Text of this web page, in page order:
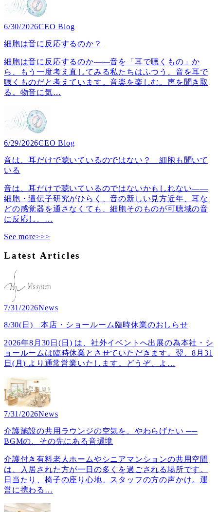
6/30/2026CEO Blog
細胞は音に反応するのか？
細胞は音に反応するのか――音を「耳で聴くもの」か
ら、もう一度考え直してみる私たちはふつう、音を耳で
聴くものだと考えています。音楽を楽しむ。声を聞き取
る。物音に気…
6/29/2026CEO Blog
音は、耳だけで聴いているのではない？ 細胞も聞いて
いる
音は、耳だけで聴いているのではないかもしれない――
細胞・遺伝子研究がひらく、音の新しい見方近年、耳な
どの感覚器を通さなくても、細胞そのものが可聴域の音
に反応し、 …
See more>>>
Latest Articles
7/31/2026News
8/30(日) 本店・ショールーム臨時休業のおしらせ
2026年8月30日(日) は、社外イベントへ出展の為本社・シ
ョールームは臨時休業とさせていただきます。翌、8月31
日(月) より通常営業いたします。どうぞ、よ …
7/31/2026News
介護施設の共用ラウンジの空気を、やわらげたい ──
BGMの、その先にある音環境
介護付き有料老人ホームやシニアマンションの共用空間
は、入居された方が一日の多くを過ごされる場所です。
日当たり、椅子の座り心地、スタッフの方の声かけ。運
営に携わる …